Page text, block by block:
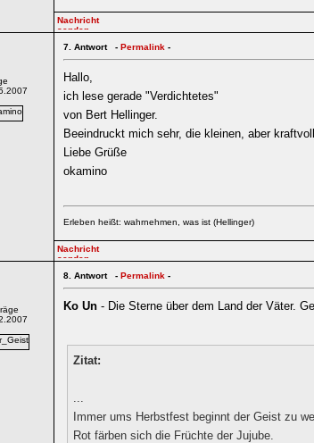
7. Antwort - Permalink -
Hallo,
ich lese gerade "Verdichtetes"
von Bert Hellinger.
Beeindruckt mich sehr, die kleinen, aber
Liebe Grüße
okamino
Erleben heißt: wahrnehmen, was ist (Hellinger)
8. Antwort - Permalink -
Ko Un - Die Sterne über dem Land der Väter.
Zitat:
...
Immer ums Herbstfest beginnt der Geist zu
Rot färben sich die Früchte der Jujube.